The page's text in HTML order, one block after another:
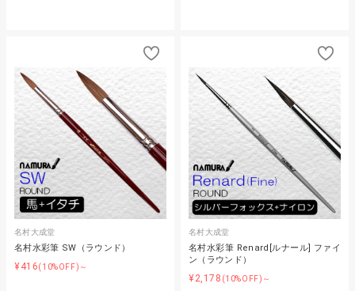
名村大成堂
名村水彩筆 SW（ラウンド）
¥416(10%OFF)～
名村大成堂
名村水彩筆 Renard[ルナール] ファイ
ン（ラウンド）
¥2,178 (10%OFF)～